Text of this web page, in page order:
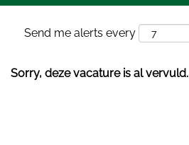
Send me alerts every
Sorry, deze vacature is al vervuld.